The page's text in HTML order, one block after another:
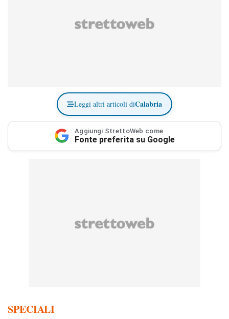
Leggi altri articoli diCalabria
Aggiungi StrettoWeb come
Fonte preferita su Google
SPECIALI